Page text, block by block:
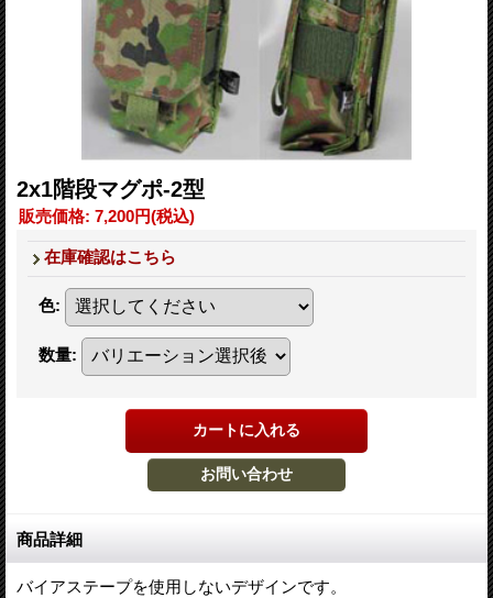
2x1階段マグポ-2型
販売価格: 7,200円(税込)
在庫確認はこちら
色:
数量:
商品詳細
バイアステープを使用しないデザインです。